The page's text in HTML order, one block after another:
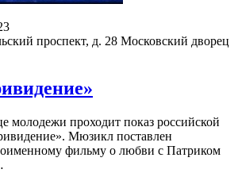
проспект, д. 28 Московский дворец
молодежи проходит показ российской
Мюзикл поставлен
фильму о любви с Патриком